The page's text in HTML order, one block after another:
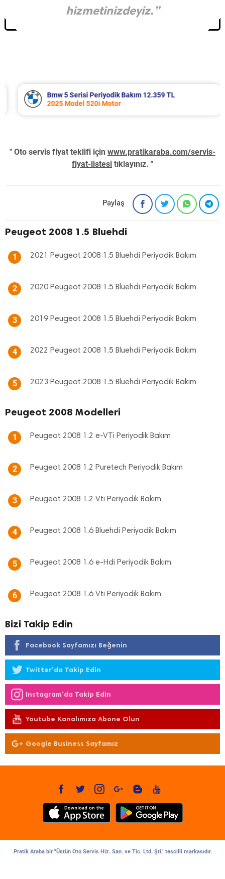
hizmetinizdeyiz.”
Bmw 5 Serisi Periyodik Bakım 12.359 TL
2025 Model 520i Motor
" Oto servis fiyat teklifi için www.pratikaraba.com/servis-
fiyat-listesi tıklayınız. "
Paylaş
Peugeot 2008 1.5 Bluehdi
1 2021 Peugeot 2008 1.5 Bluehdi Periyodik Bakım
2 2020 Peugeot 2008 1.5 Bluehdi Periyodik Bakım
3 2019 Peugeot 2008 1.5 Bluehdi Periyodik Bakım
4 2022 Peugeot 2008 1.5 Bluehdi Periyodik Bakım
5 2023 Peugeot 2008 1.5 Bluehdi Periyodik Bakım
Peugeot 2008 Modelleri
1 Peugeot 2008 1.2 e-VTi Periyodik Bakım
2 Peugeot 2008 1.2 Puretech Periyodik Bakım
3 Peugeot 2008 1.2 Vti Periyodik Bakım
4 Peugeot 2008 1.6 Bluehdi Periyodik Bakım
5 Peugeot 2008 1.6 e-Hdi Periyodik Bakım
6 Peugeot 2008 1.6 Vti Periyodik Bakım
Bizi Takip Edin
Facebook Sayfamızı Beğenin
Twitter'da Takip Edin
Instagram'da Takip Edin
Youtube Kanalımıza Abone Olun
Google Business Sayfamız
Pratik Araba bir "Üstün Oto Servis Hiz. San. ve Tic. Ltd. Şti." tescilli markasıdır.